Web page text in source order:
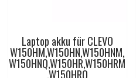
Laptop akku für CLEVO
W150HM,W150HN,W150HNM,
W150HNQ,W150HR,W150HRM
,W150HRQ